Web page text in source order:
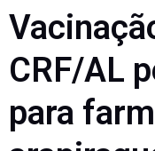
CRF/AL
para